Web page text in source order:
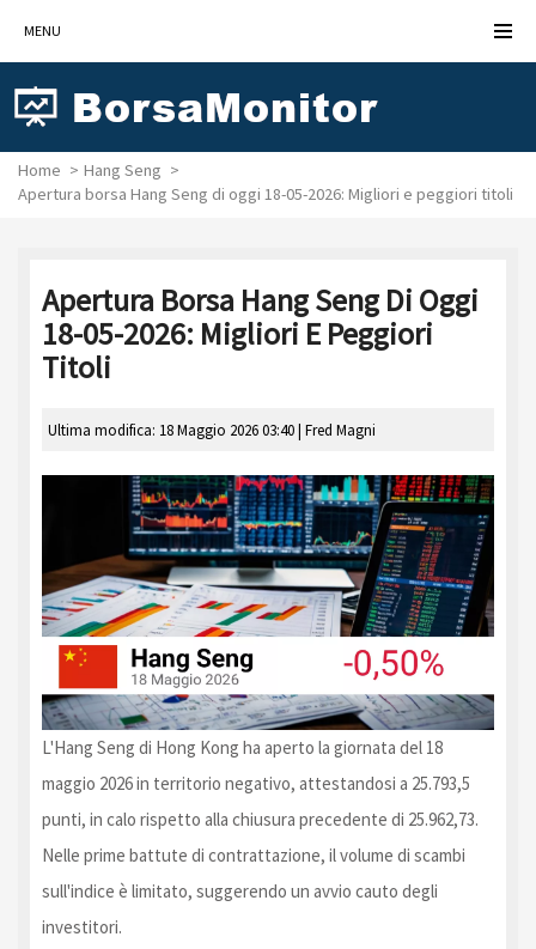
MENU
Home
Hang Seng
Apertura borsa Hang Seng di oggi 18-05-2026: Migliori e peggiori titoli
Apertura Borsa Hang Seng Di Oggi
18-05-2026: Migliori E Peggiori
Titoli
Ultima modifica: 18 Maggio 2026 03:40 | Fred Magni
L'Hang Seng di Hong Kong ha aperto la giornata del 18
maggio 2026 in territorio negativo, attestandosi a 25.793,5
punti, in calo rispetto alla chiusura precedente di 25.962,73.
Nelle prime battute di contrattazione, il volume di scambi
sull'indice è limitato, suggerendo un avvio cauto degli
investitori.